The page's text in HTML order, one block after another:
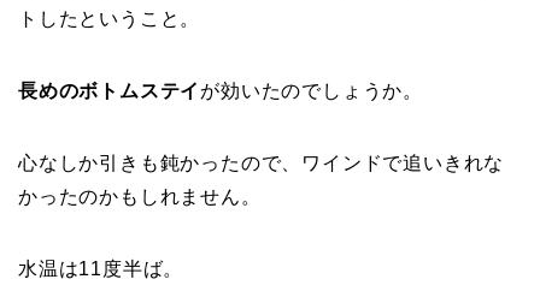
トしたということ。
長めのボトムステイ が効いたのでしょうか。
心なしか引きも鈍かったので、ワインドで追いきれな
かったのかもしれません。
水温は11度半ば。